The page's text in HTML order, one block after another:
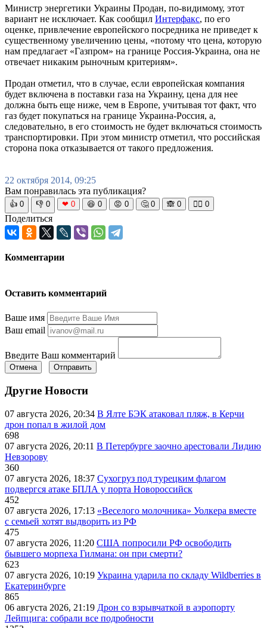
Министр энергетики Украины Продан, по-видимому, этот
вариант не исключает. Как сообщил Интерфакс, по его
оценке, привлечение европейского посредника не приведет к
существенному увеличению цены, «потому что цена, которую
нам предлагает «Газпром» на границе Россия-Украина, она не
отвечает никаким рыночным критериям».
Продан отметил, что в случае, если европейская компания
будет включена в поставки газа на Украину, цена для нее
должна быть еще ниже, чем в Европе, учитывая тот факт, что
газ будет покупаться на границе Украина-Россия, а,
следовательно, в его стоимость не будет включаться стоимость
транспортировки. При этом министр отметил, что российская
сторона пока отказывается от такого предложения.
22 октября 2014, 09:25
Вам понравилась эта публикация?
👍 0 👎 0 ❤ 0 😆 0 😡 0 🤔 0 🙈 0 🧘‍♀️ 0
Поделиться
Комментарии
Оставить комментарий
Ваше имя
Ваш email
Введите Ваш комментарий
Отмена Отправить
Другие Новости
07 августа 2026, 20:34 В Ялте БЭК атаковал пляж, в Керчи
дрон попал в жилой дом
698
07 августа 2026, 20:11 В Петербурге заочно арестовали Лидию
Невзорову
360
07 августа 2026, 18:37 Сухогруз под турецким флагом
подвергся атаке БПЛА у порта Новороссийск
452
07 августа 2026, 17:13 «Веселого молочника» Уолкера вместе
с семьей хотят выдворить из РФ
475
07 августа 2026, 11:20 США попросили РФ освободить
бывшего морпеха Гилмана: он при смерти?
623
07 августа 2026, 10:19 Украина ударила по складу Wildberries в
Екатеринбурге
865
06 августа 2026, 21:19 Дрон со взрывчаткой в аэропорту
Лейпцига: собрали все подробности